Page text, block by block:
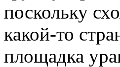
поскольку
какой-то
площадка